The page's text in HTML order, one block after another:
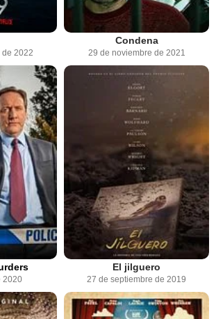
de 2022
Condena
29 de noviembre de 2021
2020
El jilguero
27 de septiembre de 2019